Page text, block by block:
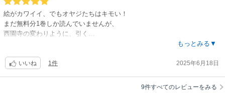
絵がカワイイ、でもオヤジたちはキモい！
まだ無料分1巻しか読んでいませんが、
西園寺の変わりように、引く…
もっとみる▼
いいね 1件 2025年6月18日
9件すべてのレビューをみる